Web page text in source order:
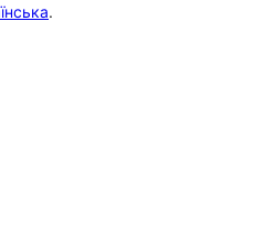
.